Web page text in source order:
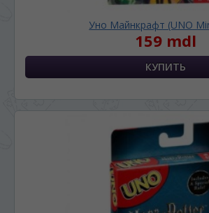
Уно Майнкрафт (UNO
159 mdl